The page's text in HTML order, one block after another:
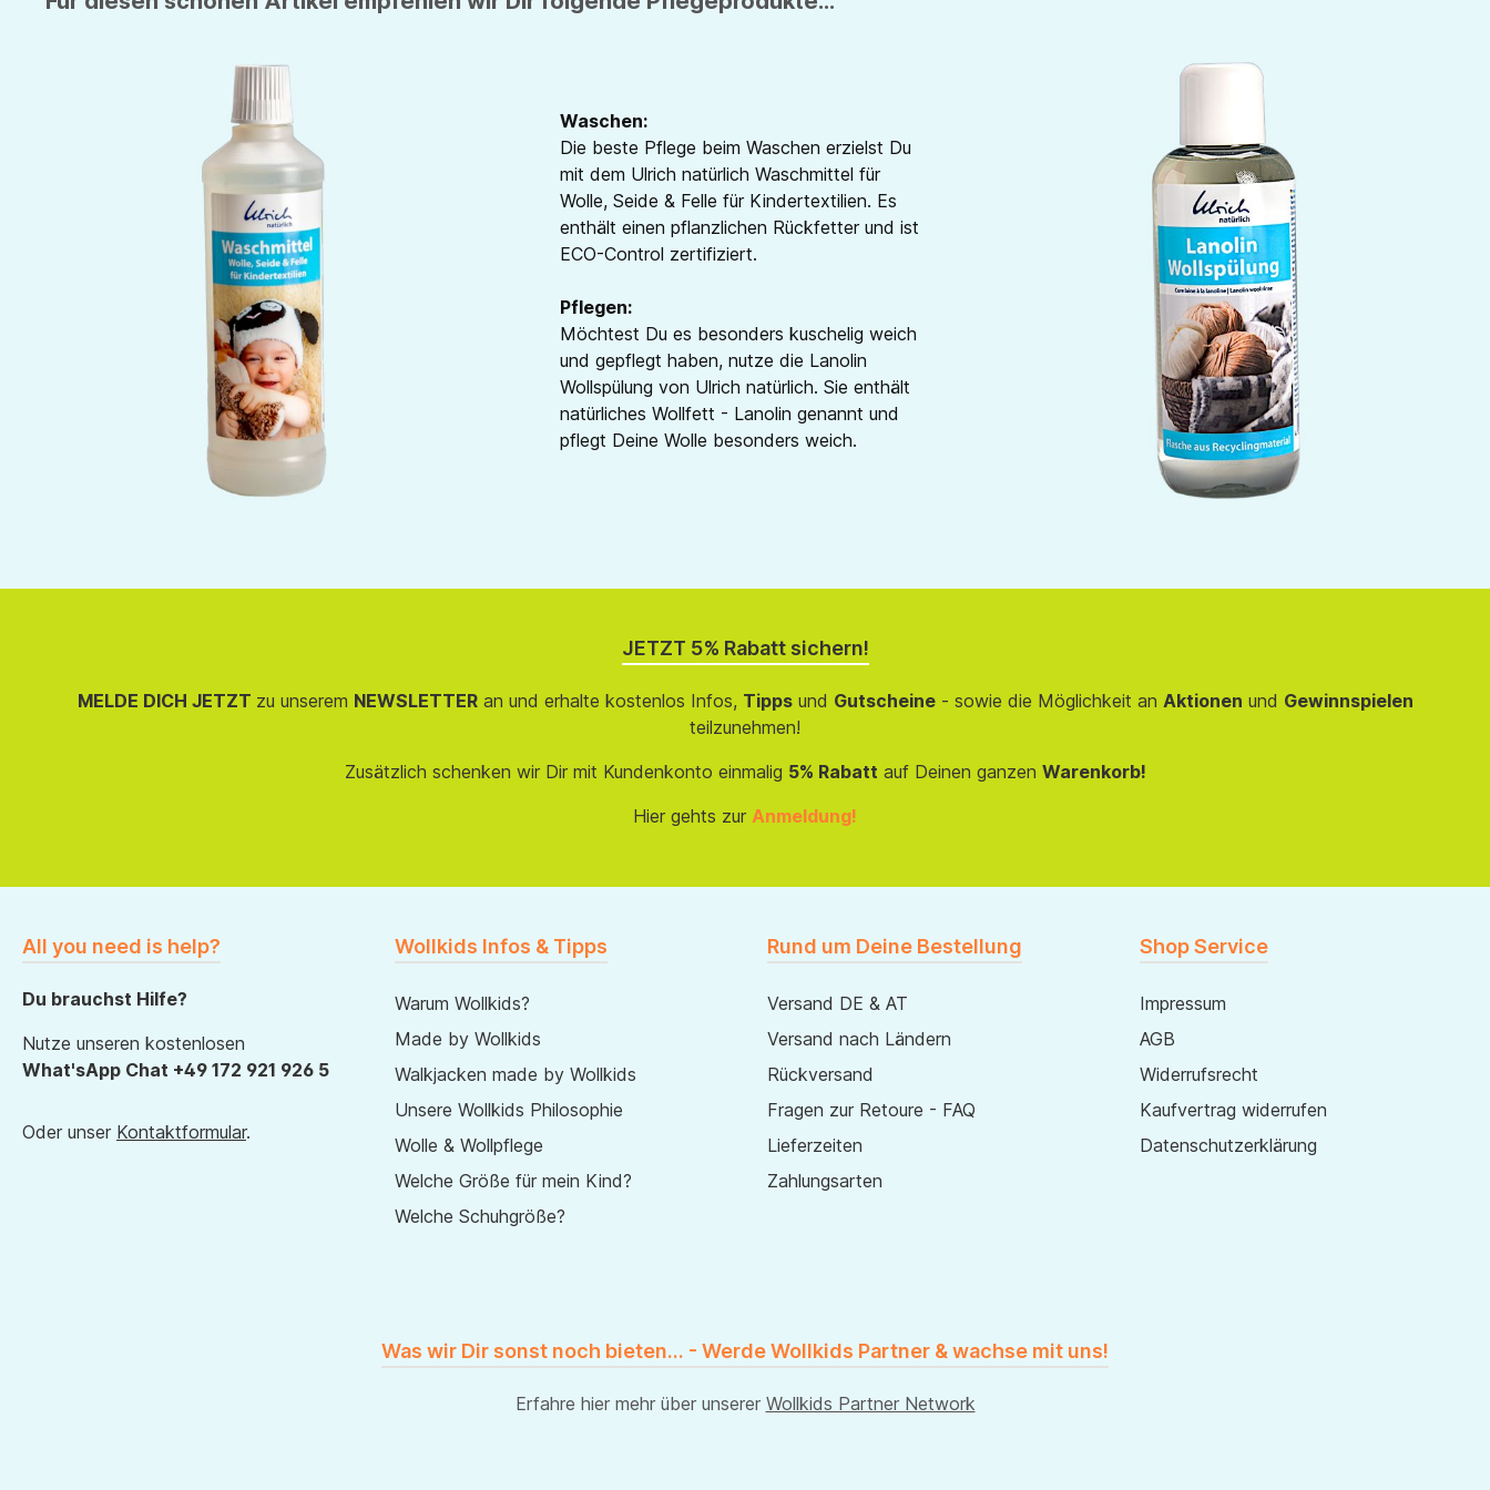
Waschen:
Die beste Pflege beim Waschen erzielst Du
mit dem Ulrich natürlich Waschmittel für
Wolle, Seide & Felle für Kindertextilien. Es
enthält einen pflanzlichen Rückfetter und ist
ECO-Control zertifiziert.
Pflegen:
Möchtest Du es besonders kuschelig weich
und gepflegt haben, nutze die Lanolin
Wollspülung von Ulrich natürlich. Sie enthält
natürliches Wollfett - Lanolin genannt und
pflegt Deine Wolle besonders weich.
JETZT 5% Rabatt sichern!
MELDE DICH JETZT zu unserem NEWSLETTERan und erhalte kostenlos Infos, Tippsund Gutscheine- sowie die Möglichkeit an Aktionen und Gewinnspielen
teilzunehmen!
Zusätzlich schenken wir Dir mit Kundenkonto einmalig 5% Rabatt auf Deinen ganzen Warenkorb!
Hier gehts zur Anmeldung!
All you need is help?
Du brauchst Hilfe?
Nutze unseren kostenlosen
What'sApp Chat +49 172 921 926 5
Oder unser Kontaktformular.
Wollkids Infos & Tipps
Warum Wollkids?
Made by Wollkids
Walkjacken made by Wollkids
Unsere Wollkids Philosophie
Wolle & Wollpflege
Welche Größe für mein Kind?
Welche Schuhgröße?
Rund um Deine Bestellung
Versand DE & AT
Versand nach Ländern
Rückversand
Fragen zur Retoure - FAQ
Lieferzeiten
Zahlungsarten
Shop Service
Impressum
AGB
Widerrufsrecht
Kaufvertrag widerrufen
Datenschutzerklärung
Was wir Dir sonst noch bieten... - Werde Wollkids Partner & wachse mit uns!
Erfahre hier mehr über unserer Wollkids Partner Network